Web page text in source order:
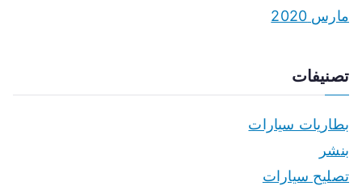
مارس 2020
تصنيفات
بطاريات سيارات
بنشر
تصليح سيارات